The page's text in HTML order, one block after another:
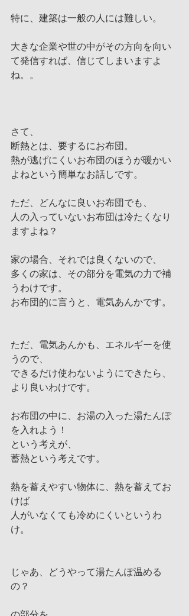
特に、建築は一般の人には難しい。
大きな企業や世の中がその方向を向い
て発信すれば、信じてしまいますよ
ね。。
さて、
断熱とは、要するにお布団。
熱が逃げにくいお布団のほうが暖かい
よねという簡単なお話しです。
ただ、どんなに良いお布団でも、
人の入っていないお布団は冷たくなり
ますよね？
家の場合、それでは良くないので、
多くの家は、その部分を電気の力で補
うわけです。
お布団的に言うと、電気あんかです。
ただ、電気あんかも、エネルギーを使
うので、
できるだけ使わないようにできたら、
より良いわけです。
お布団の中に、お湯の入った湯たんぽ
を入れよう！
という考えが、
蓄熱という考えです。
熱を蓄えやすい物体に、熱を蓄えてお
けば
人がいなくても冷めにくいというわ
け。
じゃあ、どうやって湯たんぽ温める
の？